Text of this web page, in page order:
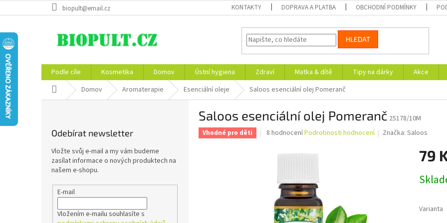
na
biopult@email.cz KONTAKTY DOPRAVA A PLATBA OBCHODNÍ PODMÍNKY
HLEDAT
Podle cíle Kosmetika Domov Ústní hygiena Zdraví Matka & dítě Tipy na dárky Akce
Domů Domov Aromaterapie Esenciální oleje Saloos esenciální olej Pomeranč
Odebírat newsletter
Vložte svůj e-mail a my vám budeme
zasílat informace o nových produktech na
našem e-shopu.
E-mail
Vložením e-mailu souhlasíte s
Saloos esenciální olej Pomeranč 25178/10M
Vhodné pro děti
Průměrné
hvězdiček.
8 hodnoceníPodrobnosti hodnocení Značka:Saloos
79
cena:
Varianta